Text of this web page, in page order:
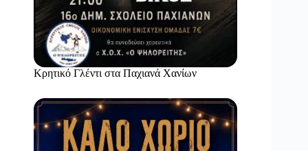
Κρητικό Γλέντι στα Παχιανά Χανίων